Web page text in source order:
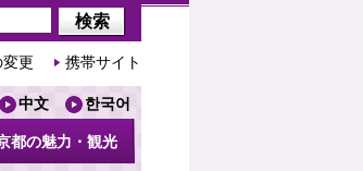
更 携帯サイト
中文 한국어
都の魅力・観光